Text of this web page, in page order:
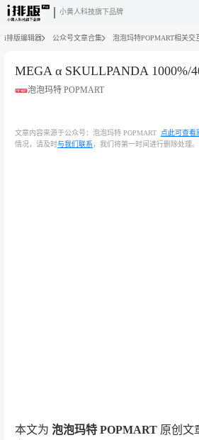
小黄人科技旗下品牌
i排版编辑器 公众号文章合集 泡泡玛特POPMART相关交
MEGA α SKULLPANDA 1000%/
泡泡玛特 POPMART
文章内容来源于公众号：泡泡玛特 POPMART 点此可查看
情况，请及时与我们联系 ，我们将第一时间进行删除处理。
本文为 泡泡玛特 POPMART 原创文